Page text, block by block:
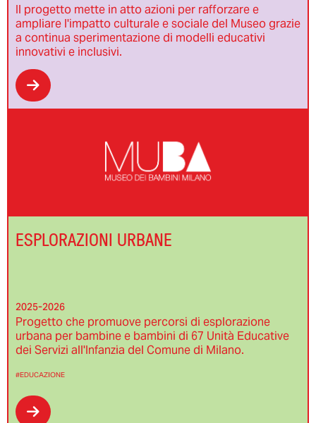
Il progetto mette in atto azioni per rafforzare e
ampliare l'impatto culturale e sociale del Museo grazie
a continua sperimentazione di modelli educativi
innovativi e inclusivi.
ESPLORAZIONI URBANE
2025-2026
Progetto che promuove percorsi di esplorazione
urbana per bambine e bambini di 67 Unità Educative
dei Servizi all'Infanzia del Comune di Milano.
#EDUCAZIONE